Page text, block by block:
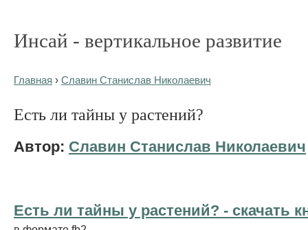
Инсай - вертикальное развитие
Главная › Славин Станислав Николаевич
Есть ли тайны у растений?
Автор: Славин Станислав Николаевич
Есть ли тайны у растений? - cкачать